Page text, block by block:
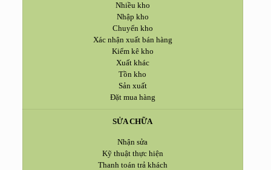
Nhiều kho
Nhập kho
Chuyển kho
Xác nhận xuất bán hàng
Kiểm kê kho
Xuất khác
Tồn kho
Sản xuất
Đặt mua hàng
SỬA CHỮA
Nhận sửa
Kỹ thuật thực hiện
Thanh toán trả khách